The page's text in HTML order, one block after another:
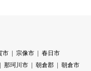
市 宗像市
春日市
那珂川市 朝倉郡 朝倉市